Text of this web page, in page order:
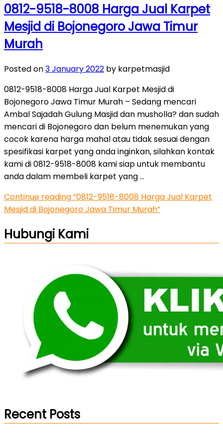
0812-9518-8008 Harga Jual Karpet
Mesjid di Bojonegoro Jawa Timur
Murah
Posted on3 January 2022 by karpetmasjid
0812-9518-8008 Harga Jual Karpet Mesjid di
Bojonegoro Jawa Timur Murah – Sedang mencari
Ambal Sajadah Gulung Masjid dan musholla? dan sudah
mencari di Bojonegoro dan belum menemukan yang
cocok karena harga mahal atau tidak sesuai dengan
spesifikasi karpet yang anda inginkan, silahkan kontak
kami di 0812-9518-8008 kami siap untuk membantu
anda dalam membeli karpet yang …
Continue reading“0812-9518-8008 Harga Jual Karpet
Mesjid di Bojonegoro Jawa Timur Murah”
Hubungi Kami
Recent Posts